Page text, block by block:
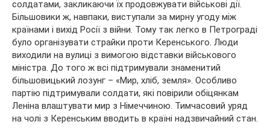
солдатами, закликаючи їх продовжувати військові дії.
Більшовики ж, навпаки, виступали за мирну угоду між
країнами і вихід Росії з війни. Тому так легко в Петрограді
було організувати страйки проти Керенського. Люди
виходили на вулиці з вимогою відставки військового
міністра. До того ж всі підтримували знаменитий
більшовицький лозунг – «Мир, хліб, земля». Особливо
партію підтримували солдати, які повірили обіцянкам
Леніна влаштувати мир з Німеччиною. Тимчасовий уряд
на чолі з Керенським вводить в країні надзвичайний стан.